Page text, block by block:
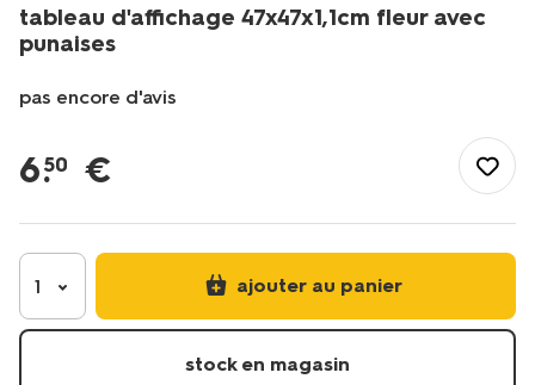
tableau d'affichage 47x47x1,1cm fleur avec
punaises
pas encore d'avis
be/papeterie/accessoires-
de-
accessoires-
de-
bureau/tableau-
47x47x11cm-
6.
50 €
1 ajouter au panier
stock en magasin